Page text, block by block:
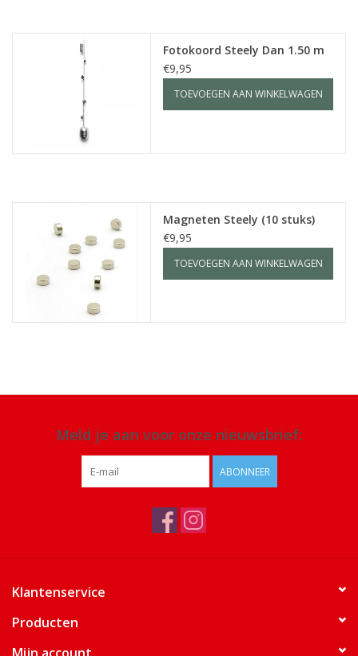
Fotokoord Steely Dan 1.50 m
€9,95
TOEVOEGEN AAN WINKELWAGEN
Magneten Steely (10 stuks)
€9,95
TOEVOEGEN AAN WINKELWAGEN
Meld je aan voor onze nieuwsbrief:
ABONNEER
Klantenservice
Producten